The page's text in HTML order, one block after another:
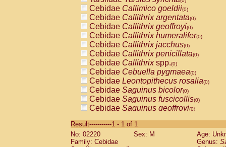
Cebidae Callimico goeldii(0)
Cebidae Callithrix argentata(0)
Cebidae Callithrix geoffroyi(0)
Cebidae Callithrix humeralifer(0)
Cebidae Callithrix jacchus(0)
Cebidae Callithrix penicillata(0)
Cebidae Callithrixspp.(0)
Cebidae Cebuella pygmaea(0)
Cebidae Leontopithecus rosalia(0)
Cebidae Saguinus bicolor(0)
Cebidae Saguinus fuscicollis(0)
Cebidae Saguinus geoffroyi(0)
CebidaeSaguinus labiatus(0)
Cebidae Saguinus leucopus (0)
Cebidae
Result-----------1 - 1 of 1
No: 02220
Sex: M
Age:
Family: Cebidae
Genus: